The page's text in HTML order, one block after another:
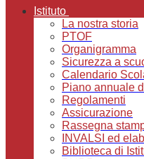
Istituto
La nostra storia
PTOF
Organigramma
Sicurezza a
Calendario
Piano annuale
Regolamenti
Assicurazione
Rassegna
INVALSI ed
Biblioteca di